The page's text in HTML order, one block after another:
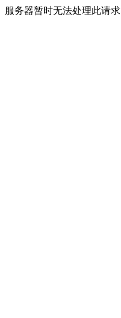
服务器暂时无法处理此请求